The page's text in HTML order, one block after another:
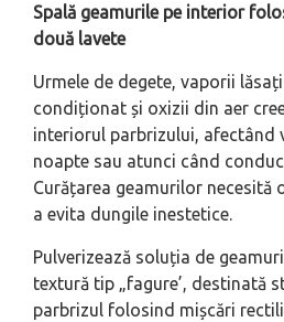
Spală geamurile pe interior
două lavete
Urmele de degete, vaporii
condiționat și oxizii din aer
interiorul parbrizului, afectând
noapte sau atunci când
Curățarea geamurilor necesită
a evita dungile inestetice.
Pulverizează soluția de
textură tip „fagure’, destinată
parbrizul folosind mișcări